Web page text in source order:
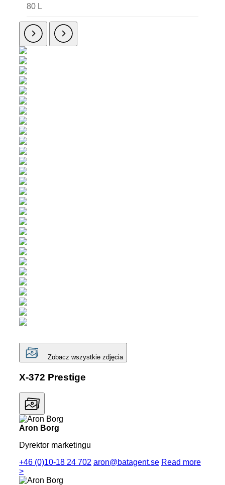
80 L
Zobacz wszystkie zdjęcia
X-372 Prestige
Aron Borg
Dyrektor marketingu
+46 (0)10-18 24 702 aron@batagent.se Read more
>